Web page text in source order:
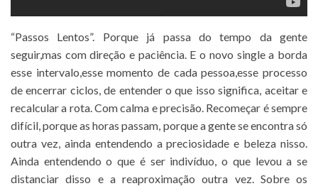
“Passos Lentos”. Porque já passa do tempo da gente
seguir,mas com direção e paciência. E o novo single a borda
esse intervalo,esse momento de cada pessoa,esse processo
de encerrar ciclos, de entender o que isso significa, aceitar e
recalcular a rota. Com calma e precisão. Recomeçar é sempre
difícil, porque as horas passam, porque a gente se encontra só
outra vez, ainda entendendo a preciosidade e beleza nisso.
Ainda entendendo o que é ser indivíduo, o que levou a se
distanciar disso e a reaproximação outra vez. Sobre os